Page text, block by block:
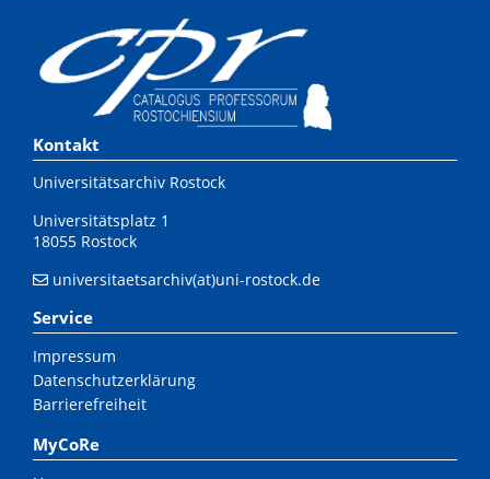
Kontakt
Universitätsarchiv Rostock
Universitätsplatz 1
18055 Rostock
universitaetsarchiv(at)uni-rostock.de
Service
Impressum
Datenschutzerklärung
Barrierefreiheit
MyCoRe